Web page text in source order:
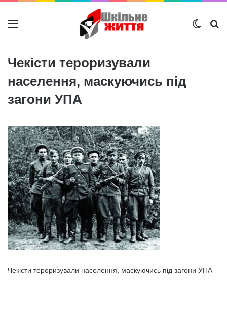
Меню
Чекісти тероризували
населення, маскуючись під
загони УПА
Чекісти тероризували населення, маскуючись під загони УПА